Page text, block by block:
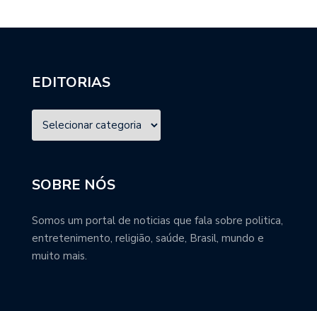
EDITORIAS
SOBRE NÓS
Somos um portal de noticias que fala sobre politica,
entretenimento, religião, saúde, Brasil, mundo e
muito mais.